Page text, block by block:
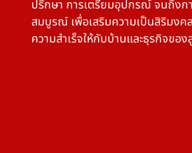
ปรึกษา การเตรียมอุปกรณ์ จนถึงก
สมบูรณ์ เพื่อเสริมความเป็นสิริมงค
ความสำเร็จให้กับบ้านและธุรกิจขอ